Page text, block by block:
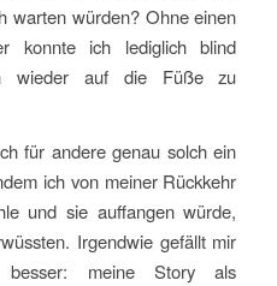
warten würden? Ohne einen
konnte ich lediglich blind
wieder auf die Füße zu
für andere genau solch ein
ich von meiner Rückkehr
und sie auffangen würde,
Irgendwie gefällt mir
besser: meine Story als